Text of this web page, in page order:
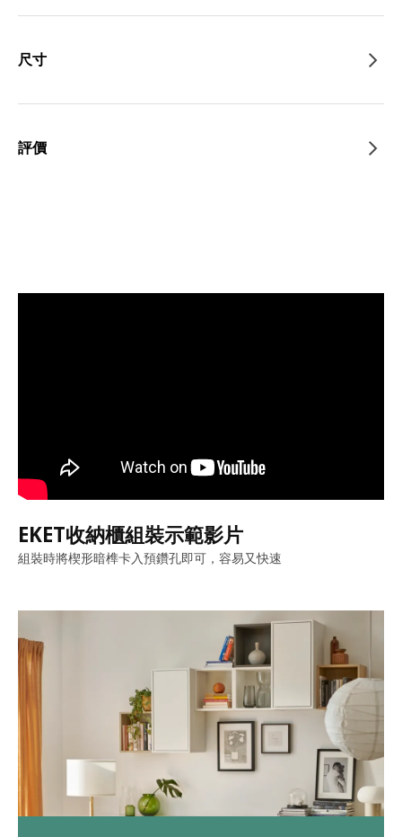
尺寸
評價
EKET收納櫃組裝示範影片
組裝時將楔形暗榫卡入預鑽孔即可，容易又快速